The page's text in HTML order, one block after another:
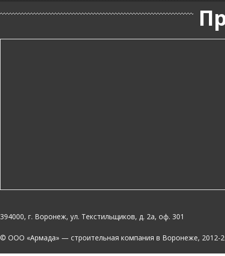
394000, г. Воронеж, ул. Текстильщиков, д. 2а, оф. 301
© OOO «Армада» — строительная компания в Воронеже, 2012-